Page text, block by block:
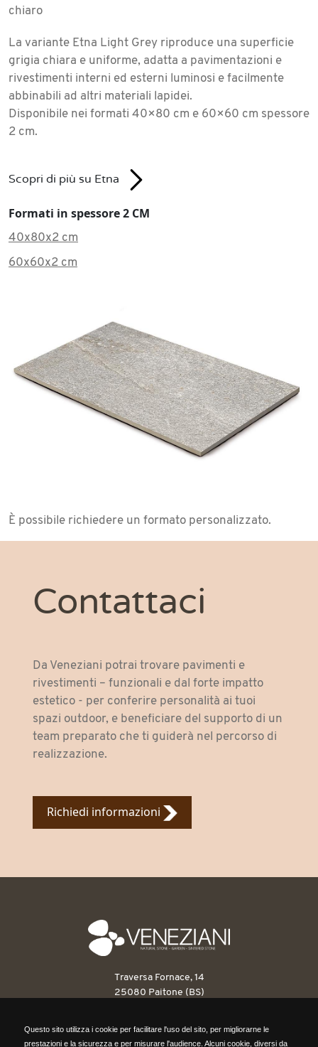
Questo sito utilizza i cookie per facilitare l'uso del sito, per migliorarne le
Questo sito utilizza i cookie per facilitare l'uso del sito, per migliorarne le
prestazioni e la sicurezza e per misurare l'audience. Alcuni cookie, diversi da
chiaro
La variante Etna Light Grey riproduce una superficie
grigia chiara e uniforme, adatta a pavimentazioni e
rivestimenti interni ed esterni luminosi e facilmente
abbinabili ad altri materiali lapidei.
Disponibile nei formati 40×80 cm e 60×60 cm spessore
2 cm.
Scopri di più su Etna
Formati in spessore 2 CM
40x80x2 cm
60x60x2 cm
È possibile richiedere un formato personalizzato.
Contattaci
Da Veneziani potrai trovare pavimenti e
rivestimenti – funzionali e dal forte impatto
estetico - per conferire personalità ai tuoi
spazi outdoor, e beneficiare del supporto di un
team preparato che ti guiderà nel percorso di
realizzazione.
Richiedi informazioni
Traversa Fornace, 14
25080 Paitone (BS)